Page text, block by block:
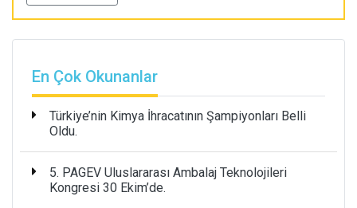
En Çok Okunanlar
Türkiye’nin Kimya İhracatının Şampiyonları Belli
Oldu.
5. PAGEV Uluslararası Ambalaj Teknolojileri
Kongresi 30 Ekim’de.